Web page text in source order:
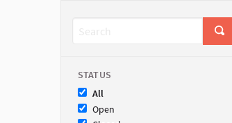
STATUS
All
Open